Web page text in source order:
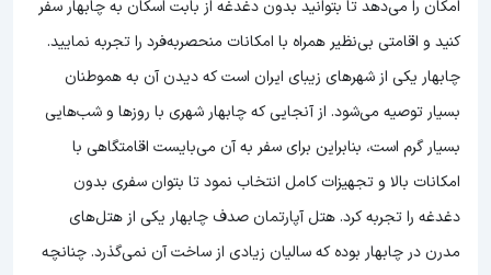
امکان را می‌دهد تا بتوانید بدون دغدغه از بابت اسکان به چابهار سفر
کنید و اقامتی بی‌نظیر همراه با امکانات منحصربه‌فرد را تجربه نمایید.
چابهار یکی از شهرهای زیبای ایران است که دیدن آن به هموطنان
بسیار توصیه می‌شود. از آنجایی که چابهار شهری با روز‌ها و شب‌هایی
بسیار گرم است، بنابراین برای سفر به آن می‌بایست اقامتگاهی با
امکانات بالا و تجهیزات کامل انتخاب نمود تا بتوان سفری بدون
دغدغه را تجربه کرد. هتل آپارتمان صدف چابهار یکی از هتل‌های
مدرن در چابهار بوده که سالیان زیادی از ساخت آن نمی‌گذرد. چنانچه